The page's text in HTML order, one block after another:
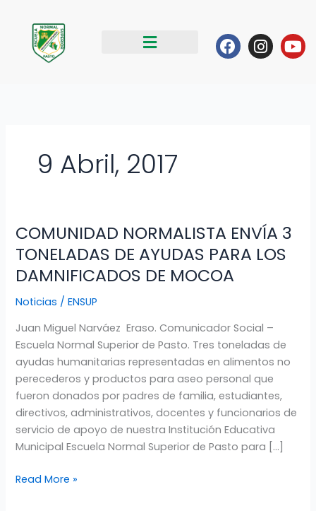
contenido
Facebook
9 Abril, 2017
COMUNIDAD NORMALISTA ENVÍA 3
TONELADAS DE AYUDAS PARA LOS
DAMNIFICADOS DE MOCOA
Noticias /ENSUP
Juan Miguel Narváez Eraso. Comunicador Social –
Escuela Normal Superior de Pasto. Tres toneladas de
ayudas humanitarias representadas en alimentos no
perecederos y productos para aseo personal que
fueron donados por padres de familia, estudiantes,
directivos, administrativos, docentes y funcionarios de
servicio de apoyo de nuestra Institución Educativa
Municipal Escuela Normal Superior de Pasto para […]
COMUNIDAD
NORMALISTA
ENVÍA
3
TONELADAS
AYUDAS
PARA
LOS
DAMNIFICADOS
DE
MOCOA
Read More »